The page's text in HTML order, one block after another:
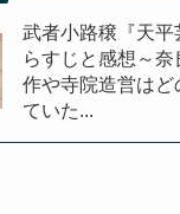
武者小路穣『天
らすじと感想～奈
作や寺院造営は
ていた...